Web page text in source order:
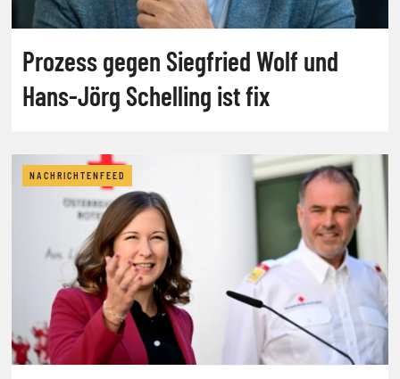
Prozess gegen Siegfried Wolf und
Hans-Jörg Schelling ist fix
NACHRICHTENFEED